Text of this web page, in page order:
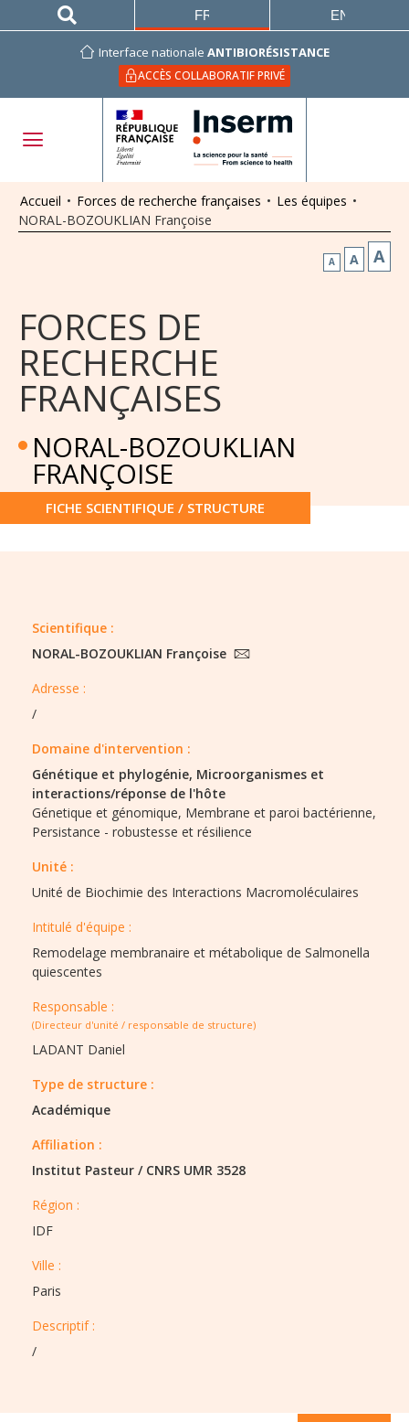
Interface nationale ANTIBIORÉSISTANCE
ACCÈS COLLABORATIF PRIVÉ
FRANÇAIS ENGLISH
Accueil • Forces de recherche françaises • Les équipes •
NORAL-BOZOUKLIAN Françoise
A A A
FORCES DE
RECHERCHE
FRANÇAISES
NORAL-BOZOUKLIAN
FRANÇOISE
FICHE SCIENTIFIQUE / STRUCTURE
Scientifique :
NORAL-BOZOUKLIAN Françoise
Adresse :
/
Domaine d'intervention :
Génétique et phylogénie, Microorganismes et
interactions/réponse de l'hôte
Génetique et génomique, Membrane et paroi bactérienne,
Persistance - robustesse et résilience
Unité :
Unité de Biochimie des Interactions Macromoléculaires
Intitulé d'équipe :​
Remodelage membranaire et métabolique de Salmonella
quiescentes
Responsable :
(Directeur d'unité / responsable de structure)
LADANT Daniel
Type de structure :​
Académique
Affiliation :
Institut Pasteur / CNRS UMR 3528
Région :​​
IDF
Ville :​​
Paris
Descriptif :​
/